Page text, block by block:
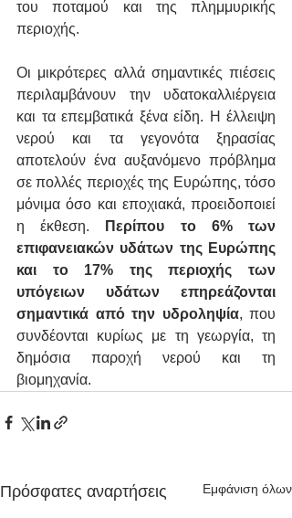
του ποταμού και της πλημμυρικής
περιοχής.
Οι μικρότερες αλλά σημαντικές πιέσεις
περιλαμβάνουν την υδατοκαλλιέργεια
και τα επεμβατικά ξένα είδη. Η έλλειψη
νερού και τα γεγονότα ξηρασίας
αποτελούν ένα αυξανόμενο πρόβλημα
σε πολλές περιοχές της Ευρώπης, τόσο
μόνιμα όσο και εποχιακά, προειδοποιεί
η έκθεση.
Περίπου το 6% των
επιφανειακών υδάτων της Ευρώπης
και το 17% της περιοχής των
υπόγειων υδάτων επηρεάζονται
σημαντικά από την υδροληψία, που
συνδέονται κυρίως με τη γεωργία, τη
δημόσια παροχή νερού και τη
βιομηχανία.
Πρόσφατες αναρτήσεις Εμφάνιση όλων